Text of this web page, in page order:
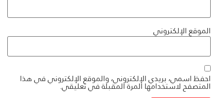
الموقع الإلكتروني
احفظ اسمي، بريدي الإلكتروني، والموقع الإلكتروني في هذا
المتصفح لاستخدامها المرة المقبلة في تعليقي.